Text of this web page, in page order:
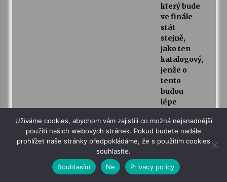
který bude
ve finále
stát
stejně,
jako ten
katalogový,
jenže o
tento
budou
lépe
když si ho
vybrali
sami. Oni
okolních
vesnic
Užíváme cookies, abychom vám zajistili co možná nejsnadnější
použití našich webových stránek. Pokud budete nadále
prohlížet naše stránky předpokládáme, že s použitím cookies
souhlasíte.
Souhlasím
Ne Privacy policy